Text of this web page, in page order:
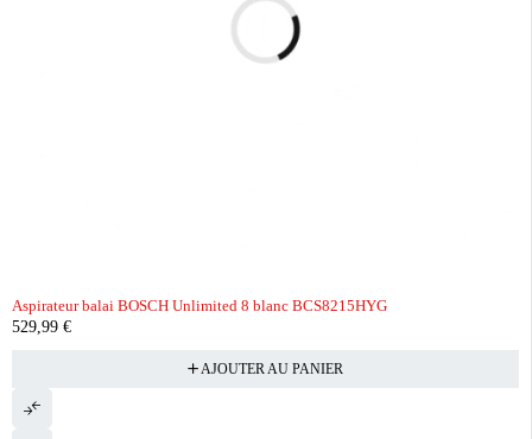
Aspirateur balai BOSCH Unlimited 8 blanc BCS8215HYG
529,99 €
AJOUTER AU PANIER